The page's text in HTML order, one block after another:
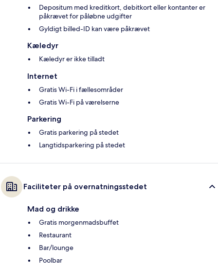
Depositum med kreditkort, debitkort eller kontanter er
påkrævet for påløbne udgifter
Gyldigt billed-ID kan være påkrævet
Kæledyr
Kæledyr er ikke tilladt
Internet
Gratis Wi-Fi i fællesområder
Gratis Wi-Fi på værelserne
Parkering
Gratis parkering på stedet
Langtidsparkering på stedet
Faciliteter på overnatningsstedet
Mad og drikke
Gratis morgenmadsbuffet
Restaurant
Bar/lounge
Poolbar